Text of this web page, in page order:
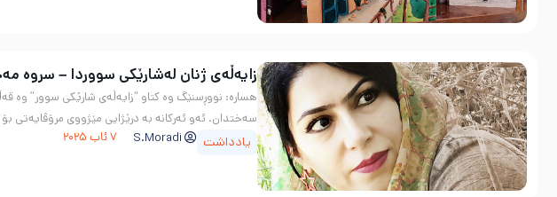
زایەڵەی ژنان لەشارێکی سووردا – سروە
هسارە: نووڕسنێگ وە کتاو “زایەڵەی شارێکی سوور” وە
سەختدان. ئەو ئەرکانە بە درێژایی مێژووی مرۆڤایەتی بۆ
یادداشت S.Moradi 7 ئاب 2025